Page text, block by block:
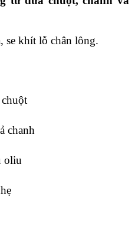
se khít lỗ chân lông.
chanh
oliu